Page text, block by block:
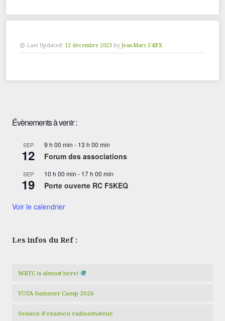
Last Updated: 12 décembre 2023 by Jean-Marc F4IPX
Évènements à venir :
SEP
12
9 h 00 min - 13 h 00 min
Forum des associations
SEP
19
10 h 00 min - 17 h 00 min
Porte ouverte RC F5KEQ
Voir le calendrier
Les infos du Ref :
WRTC is almost here!
YOTA Summer Camp 2026
Session d’examen radioamateur.